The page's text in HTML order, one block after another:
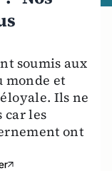
soumis aux
monde et
Ils ne
car les
ont